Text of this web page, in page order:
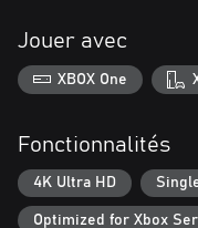
Jouer avec
XBOX One
Fonctionnalités
4K Ultra HD
Optimized for Xbox